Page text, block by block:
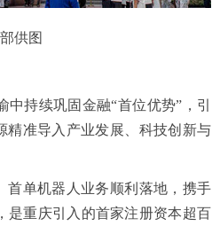
供图
持续巩固金融“首位优势”，引
精准导入产业发展、科技创新与
首单机器人业务顺利落地，携手
是重庆引入的首家注册资本超百